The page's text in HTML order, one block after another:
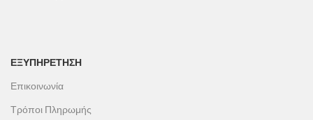
ΕΞΥΠΗΡΕΤΗΣΗ
Επικοινωνία
Τρόποι Πληρωμής